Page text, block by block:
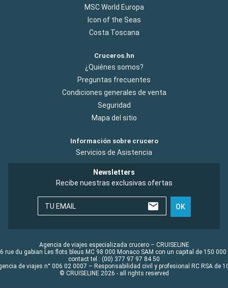
MSC World Europa
Icon of the Seas
Costa Toscana
Cruceros.hn
¿Quiénes somos?
Preguntas frecuentes
Condiciones generales de venta
Seguridad
Mapa del sitio
Información sobre crucero
Servicios de Asistencia
Newsletters
Recibe nuestras exclusivas ofertas
TU EMAIL OK
Agencia de viajes especializada crucero – CRUISELINE
rue du gabian Les flots bleus MC 98 000 Monaco SAM con un capital de 150 000
contact tel : (00) 377 97 97 84 50
de viajes n° 006 02 0007 – Responsabilidad civil y profesional RC RSA de
© CRUISELINE 2026 - all rights reserved